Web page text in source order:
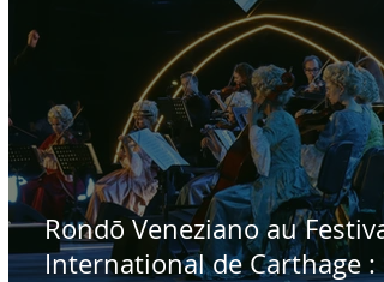
Rondō Veneziano au Festival
International de Carthage :